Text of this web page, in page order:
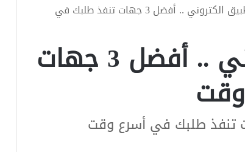
ترخيص تطبيق الكتروني .. أفضل 3 جهات تنفذ طلبك في
ترخيص تطبيق الكتروني .. أفضل 3 جهات